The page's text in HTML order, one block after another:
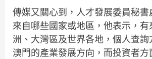
傳媒又關心到，人才發展委員秘
來自哪些國家或地區，他表示，有
洲、大灣區及世界各地，個人查
澳門的產業發展方向，而投資者方